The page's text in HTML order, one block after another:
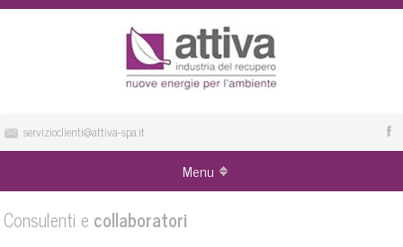
servizioclienti@attiva-spa.it
Menu
Consulenti e collaboratori